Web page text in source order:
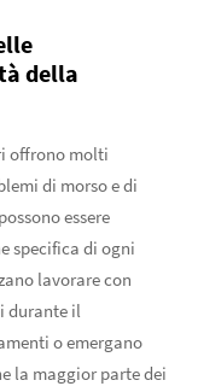
della
offrono molti
di morso e di
essere
specifica di ogni
lavorare con
durante il
o emergano
la maggior parte dei